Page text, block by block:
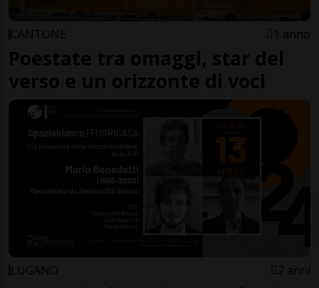
CANTONE 1 anno
Poestate tra omaggi, star del
verso e un orizzonte di voci
LUGANO 2 anni